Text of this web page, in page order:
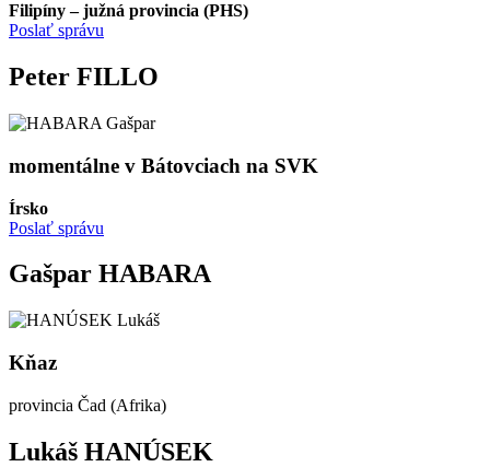
Filipíny – južná provincia (PHS)
Poslať správu
Peter FILLO
momentálne v Bátovciach na SVK
Írsko
Poslať správu
Gašpar HABARA
Kňaz
provincia Čad (Afrika)
Lukáš HANÚSEK